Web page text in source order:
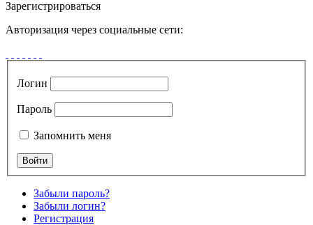
Зарегистрироваться
Авторизация через социальные сети:
Логин
Пароль
Запомнить меня
Забыли пароль?
Забыли логин?
Регистрация